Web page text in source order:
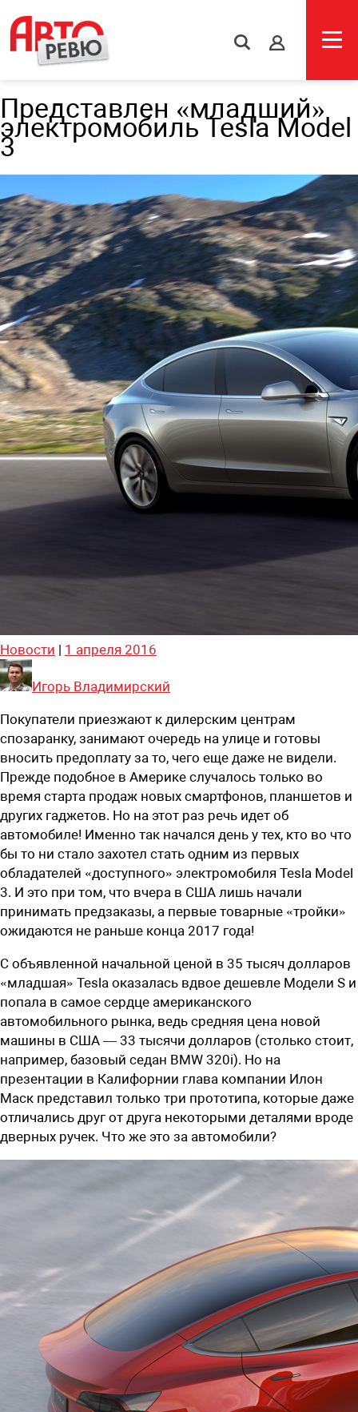
s
Представлен «младший»
электромобиль Tesla Model
3
Новости | 1 апреля 2016
Игорь Владимирский
Покупатели приезжают к дилерским центрам
спозаранку, занимают очередь на улице и готовы
вносить предоплату за то, чего еще даже не видели.
Прежде подобное в Америке случалось только во
время старта продаж новых смартфонов, планшетов и
других гаджетов. Но на этот раз речь идет об
автомобиле! Именно так начался день у тех, кто во что
бы то ни стало захотел стать одним из первых
обладателей «доступного» электромобиля Tesla Model
3. И это при том, что вчера в США лишь начали
принимать предзаказы, а первые товарные «тройки»
ожидаются не раньше конца 2017 года!
С объявленной начальной ценой в 35 тысяч долларов
«младшая» Tesla оказалась вдвое дешевле Модели S и
попала в самое сердце американского
автомобильного рынка, ведь средняя цена новой
машины в США — 33 тысячи долларов (столько стоит,
например, базовый седан BMW 320i). Но на
презентации в Калифорнии глава компании Илон
Маск представил только три прототипа, которые даже
отличались друг от друга некоторыми деталями вроде
дверных ручек. Что же это за автомобили?